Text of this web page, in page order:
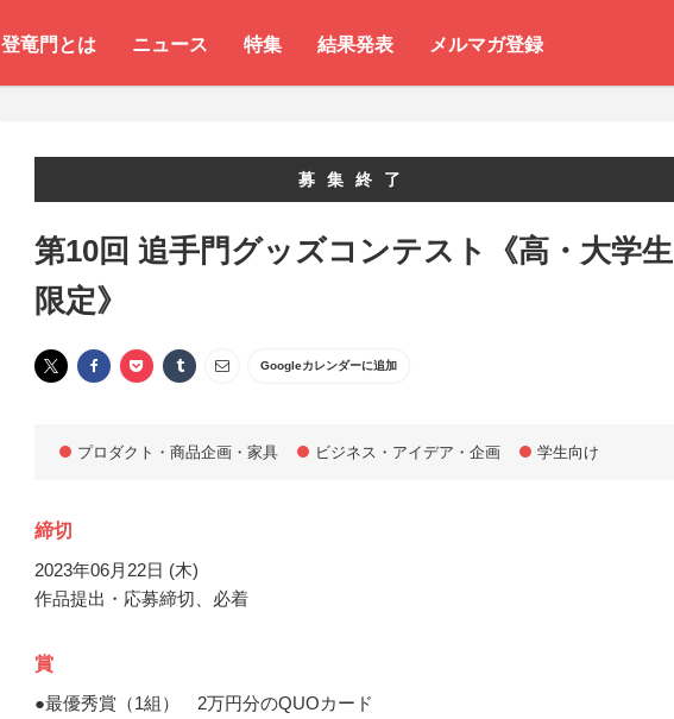
登竜門とは ニュース 特集 結果発表 メルマガ登録
募集終了
第10回 追手門グッズコンテスト《高・大学生
限定》
Googleカレンダーに追加
プロダクト・商品企画・家具 ビジネス・アイデア・企画 学生向け
締切
2023年06月22日 (木)
作品提出・応募締切、必着
賞
●最優秀賞（1組） 2万円分のQUOカード